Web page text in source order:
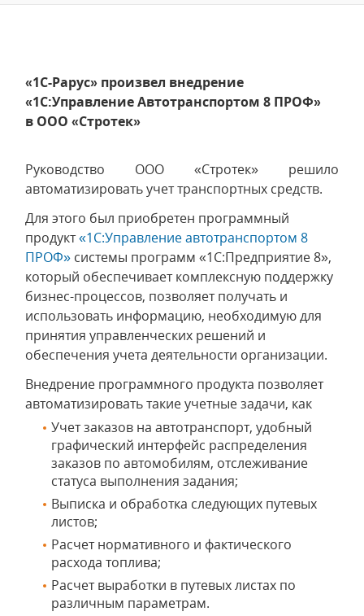
«1С-Рарус» произвел внедрение
«1С:Управление Автотранспортом 8 ПРОФ»
в ООО «Стротек»
Руководство ООО «Стротек» решило
автоматизировать учет транспортных средств.
Для этого был приобретен программный
продукт«1С:Управление автотранспортом 8
ПРОФ» системы программ «1С:Предприятие 8»,
который обеспечивает комплексную поддержку
бизнес-процессов, позволяет получать и
использовать информацию, необходимую для
принятия управленческих решений и
обеспечения учета деятельности организации.
Внедрение программного продукта позволяет
автоматизировать такие учетные задачи, как
Учет заказов на автотранспорт, удобный
графический интерфейс распределения
заказов по автомобилям, отслеживание
статуса выполнения задания;
Выписка и обработка следующих путевых
листов;
Расчет нормативного и фактического
расхода топлива;
Расчет выработки в путевых листах по
различным параметрам.